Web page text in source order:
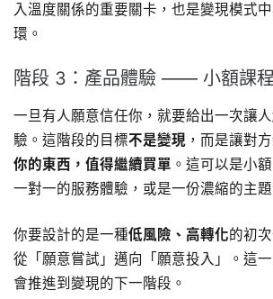
入溫度關係的重要關卡，也是變現模式
環。
階段 3：產品體驗 —— 小額課
一旦有人願意信任你，就要給出一次讓人
驗。這階段的目標不是變現 ，而是讓對
你的東西，值得繼續買單 。這可以是小
一對一的服務體驗，或是一份濃縮的主題
你要設計的是一種低風險、高轉化的初
從「願意嘗試」邁向「願意投入」。這
會推進到變現的下一階段。